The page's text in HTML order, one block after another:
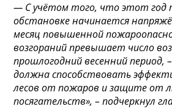
— С учётом того, что этот год
обстановке начинается
месяц повышенной
возгораний превышает число
прошлогодний весенний период,
должна способствовать
лесов от пожаров и защите от
посягательств», – подчеркнул